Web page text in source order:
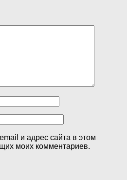
и адрес сайта в этом
моих комментариев.